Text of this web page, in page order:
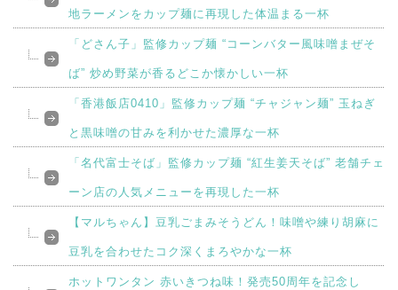
地ラーメンをカップ麺に再現した体温まる一杯
「どさん子」監修カップ麺 “コーンバター風味噌まぜそ
ば” 炒め野菜が香るどこか懐かしい一杯
「香港飯店0410」監修カップ麺 “チャジャン麺” 玉ねぎ
と黒味噌の甘みを利かせた濃厚な一杯
「名代富士そば」監修カップ麺 “紅生姜天そば” 老舗チェ
ーン店の人気メニューを再現した一杯
【マルちゃん】豆乳ごまみそうどん！味噌や練り胡麻に
豆乳を合わせたコク深くまろやかな一杯
ホットワンタン 赤いきつね味！発売50周年を記念し